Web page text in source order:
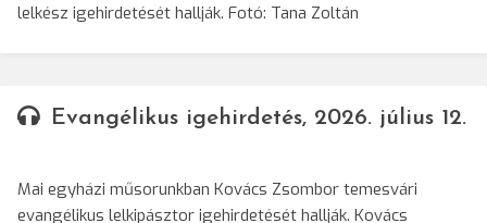
lelkész igehirdetését hallják. Fotó: Tana Zoltán
Evangélikus igehirdetés, 2026. július 12.
Mai egyházi műsorunkban Kovács Zsombor temesvári
evangélikus lelkipásztor igehirdetését hallják. Kovács